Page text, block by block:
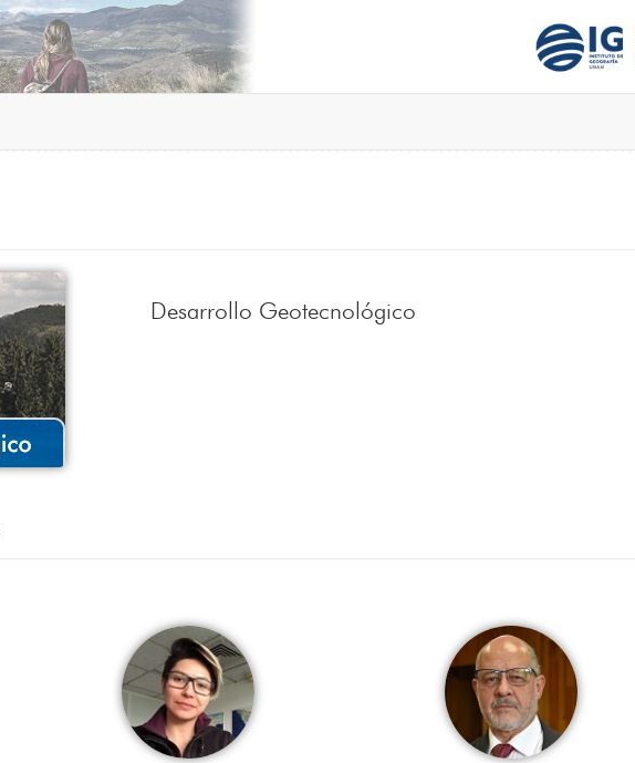
Desarrollo Geotecnológico